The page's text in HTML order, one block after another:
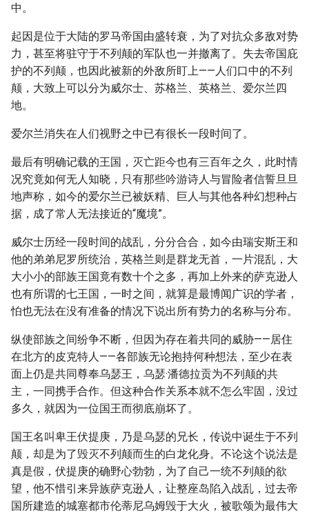
中。
起因是位于大陆的罗马帝国由盛转衰，为了对抗众多敌对势
力，甚至将驻守于不列颠的军队也一并撤离了。失去帝国庇
护的不列颠，也因此被新的外敌所盯上——人们口中的不列
颠，大致上可以分为威尔士、苏格兰、英格兰、爱尔兰四
地。
爱尔兰消失在人们视野之中已有很长一段时间了。
最后有明确记载的王国，灭亡距今也有三百年之久，此时情
况究竟如何无人知晓，只有那些吟游诗人与冒险者信誓旦旦
地声称，如今的爱尔兰已被妖精、巨人与其他各种幻想种占
据，成了常人无法接近的“魔境”。
威尔士历经一段时间的战乱，分分合合，如今由瑞安斯王和
他的弟弟尼罗所统治，英格兰则是群龙无首，一片混乱，大
大小小的部族王国竟有数十个之多，再加上外来的萨克逊人
也有所谓的七王国，一时之间，就算是最博闻广识的学者，
怕也无法在没有准备的情况下说出所有势力的名称与分布。
纵使部族之间纷争不断，但因为存在着共同的威胁——居住
在北方的皮克特人——各部族无论抱持何种想法，至少在表
面上仍是共同尊奉乌瑟王，乌瑟·潘德拉贡为不列颠的共
主，一同携手合作。但这种合作关系本就不怎么牢固，没过
多久，就因为一位国王而彻底崩坏了。
国王名叫卑王伏提庚，乃是乌瑟的兄长，传说中诞生于不列
颠，却是为了毁灭不列颠而生的白龙化身。不论这个说法是
真是假，伏提庚的确野心勃勃，为了自己一统不列颠的欲
望，他不惜引来异族萨克逊人，让整座岛陷入战乱，过去帝
国所建造的城塞都市伦蒂尼乌姆毁于大火，被歌颂为最伟大